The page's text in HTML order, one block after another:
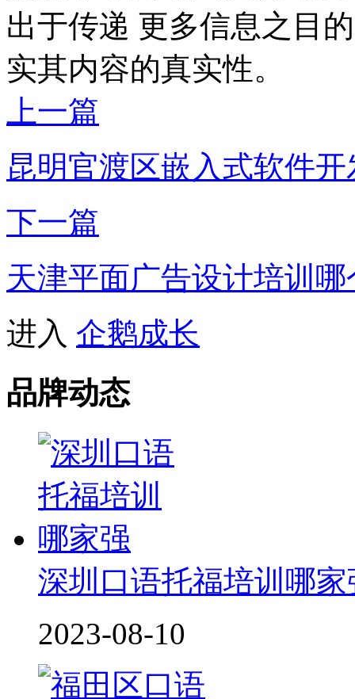
出于传递 更多信息之目
实其内容的真实性。
上一篇
昆明官渡区嵌入式软件
下一篇
天津平面广告设计培训
进入 企鹅成长
品牌动态
深圳口语托福培训哪家
2023-08-10